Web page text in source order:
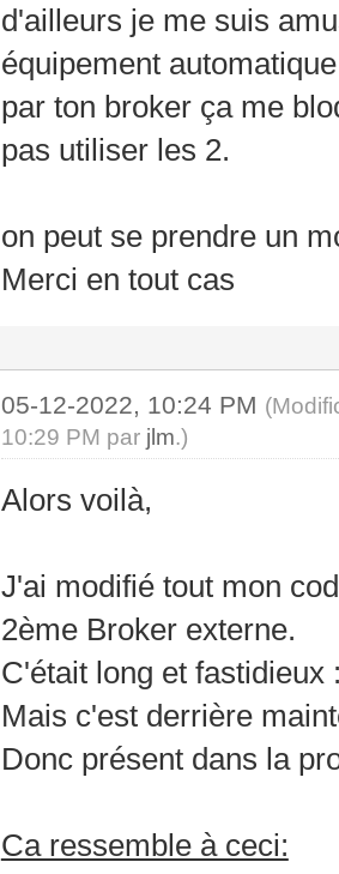
d'ailleurs je me suis
équipement
par ton broker ça me
pas utiliser les 2.
on peut se prendre un
Merci en tout cas
05-12-2022, 10:24 PM
10:29 PM par jlm.)
Alors voilà,
J'ai modifié tout mon
2ème Broker externe.
C'était long et
Mais c'est derrière
Donc présent dans la
Ca ressemble à ceci: